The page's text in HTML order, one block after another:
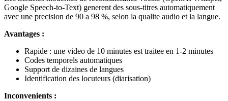
Google Speech-to-Text) generent des sous-titres automatiquement
avec une precision de 90 a 98 %, selon la qualite audio et la langue.
Avantages :
Rapide : une video de 10 minutes est traitee en 1-2 minutes
Codes temporels automatiques
Support de dizaines de langues
Identification des locuteurs (diarisation)
Inconvenients :